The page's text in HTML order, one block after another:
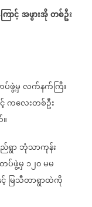
ာင့်အဖွားအိုတစ်ဦး
ဖွဲ့မှလက်နက်ကြီး
ကလေးတစ်ဦး
ရွာဘုံသာကုန်း
တပ်ဖွဲ့မှ ၁၂၀မမ
မြသီတာရွာထဲကို